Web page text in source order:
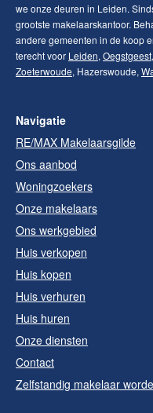
we onze deuren in Leiden.
grootste makelaarskantoor.
andere gemeenten in de koop
terecht voor Leiden, Oegstgeest,
Zoeterwoude, Hazerswoude,
Navigatie
RE/MAX Makelaarsgilde
Ons aanbod
Woningzoekers
Onze makelaars
Ons werkgebied
Huis verkopen
Huis kopen
Huis verhuren
Huis huren
Onze diensten
Contact
Zelfstandig makelaar